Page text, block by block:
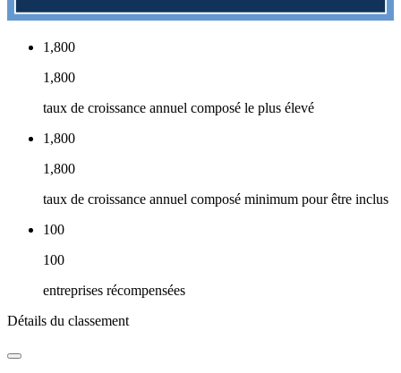
1,800
1,800
taux de croissance annuel composé le plus élevé
1,800
1,800
taux de croissance annuel composé minimum pour être inclus
100
100
entreprises récompensées
Détails du classement